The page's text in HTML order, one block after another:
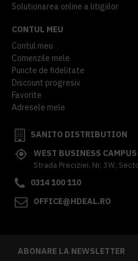
Solutionarea online a litigiilor
CONTUL MEU
Contul meu
Comenzile mele
Puncte de fidelitate
Discount progresiv
Favorite
Adresele mele
SANITO DISTRIBUTION
WEST BUSINESS CAMPUS
Strada Preciziei, Nr, 3W,
0314 100 110
OFFICE@HDEAL.RO
ABONARE LA NEWSLETTER